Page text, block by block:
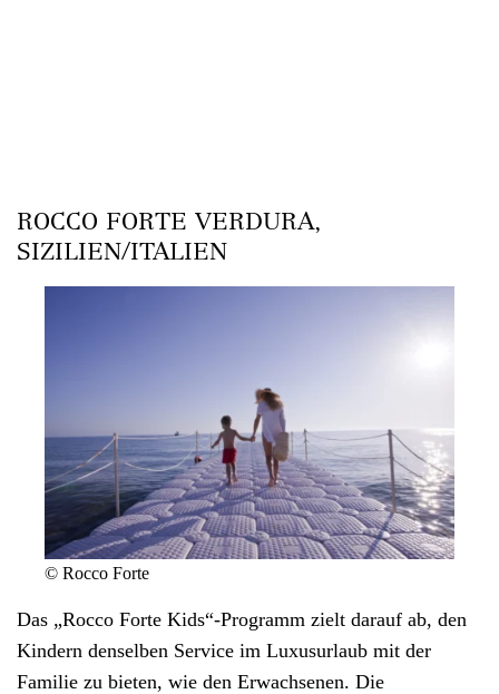
ROCCO FORTE VERDURA,
SIZILIEN/ITALIEN
© Rocco Forte
Das „Rocco Forte Kids“-Programm zielt darauf ab, den
Kindern denselben Service im Luxusurlaub mit der
Familie zu bieten, wie den Erwachsenen. Die